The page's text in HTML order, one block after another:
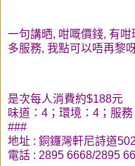
一句講晒, 咁嘅價錢, 有
多服務, 我點可以唔再黎
是次每人消費約$188元
味道：4；環境：4；服
###
地址 : 銅鑼灣軒尼詩道
電話 : 2895 6668/2895